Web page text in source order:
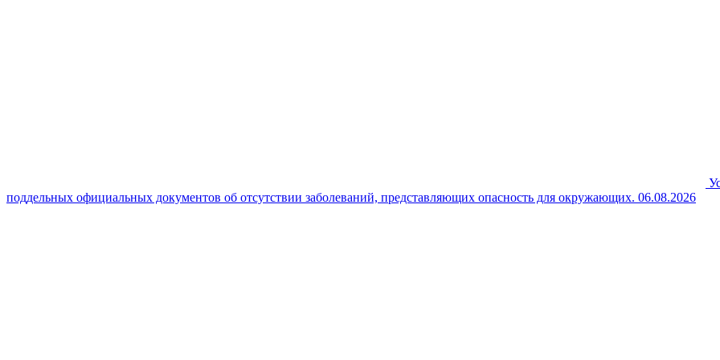
поддельных официальных документов об отсутствии заболеваний, представляющих опасность для окружающих. 06.08.2026